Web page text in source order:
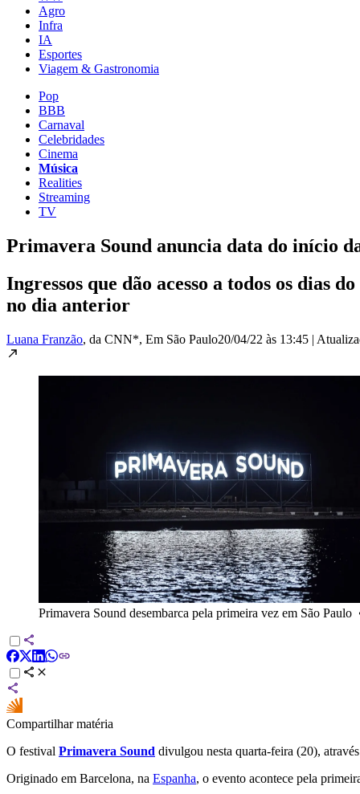
Agro
Infra
IA
Esportes
Viagem & Gastronomia
Pop
BBB
Carnaval
Celebridades
Cinema
Música
Realities
Streaming
TV
Primavera Sound anuncia data do início
Ingressos que dão acesso a todos os dias
no dia anterior
Luana Franzão, da CNN*, Em São Paulo20/04/22 às 13:45 |
Primavera Sound desembarca pela primeira vez em São Paulo
Compartilhar matéria
O festival Primavera Sound divulgou nesta quarta-feira (20),
Originado em Barcelona, na Espanha, o evento acontece pela